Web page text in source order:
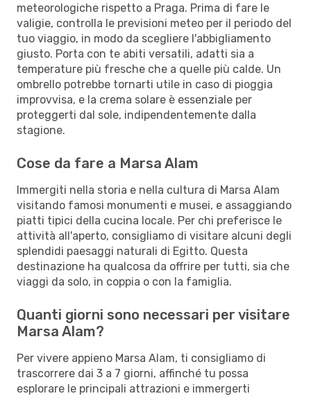
meteorologiche rispetto a Praga. Prima di fare le
valigie, controlla le previsioni meteo per il periodo del
tuo viaggio, in modo da scegliere l'abbigliamento
giusto. Porta con te abiti versatili, adatti sia a
temperature più fresche che a quelle più calde. Un
ombrello potrebbe tornarti utile in caso di pioggia
improvvisa, e la crema solare è essenziale per
proteggerti dal sole, indipendentemente dalla
stagione.
Cose da fare a Marsa Alam
Immergiti nella storia e nella cultura di Marsa Alam
visitando famosi monumenti e musei, e assaggiando
piatti tipici della cucina locale. Per chi preferisce le
attività all'aperto, consigliamo di visitare alcuni degli
splendidi paesaggi naturali di Egitto. Questa
destinazione ha qualcosa da offrire per tutti, sia che
viaggi da solo, in coppia o con la famiglia.
Quanti giorni sono necessari per visitare
Marsa Alam?
Per vivere appieno Marsa Alam, ti consigliamo di
trascorrere dai 3 a 7 giorni, affinché tu possa
esplorare le principali attrazioni e immergerti